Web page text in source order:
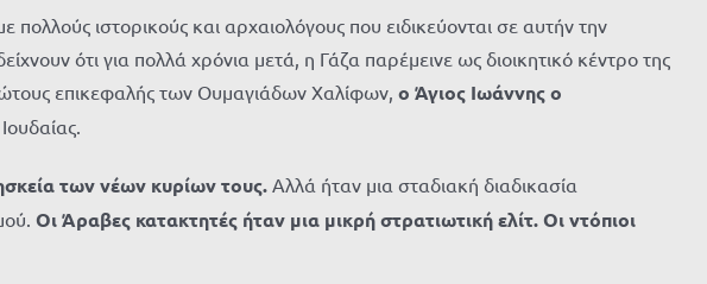
ιστορικούς και αρχαιολόγους που ειδικεύονται σε αυτήν την
ότι για πολλά χρόνια μετά, η Γάζα παρέμεινε ως διοικητικό κέντρο της
επικεφαλής των Ουμαγιάδων Χαλίφων, ο Άγιος Ιωάννης ο
των νέων κυρίων τους. Αλλά ήταν μια σταδιακή διαδικασία
Οι Άραβες κατακτητές ήταν μια μικρή στρατιωτική ελίτ. Οι ντόπιοι